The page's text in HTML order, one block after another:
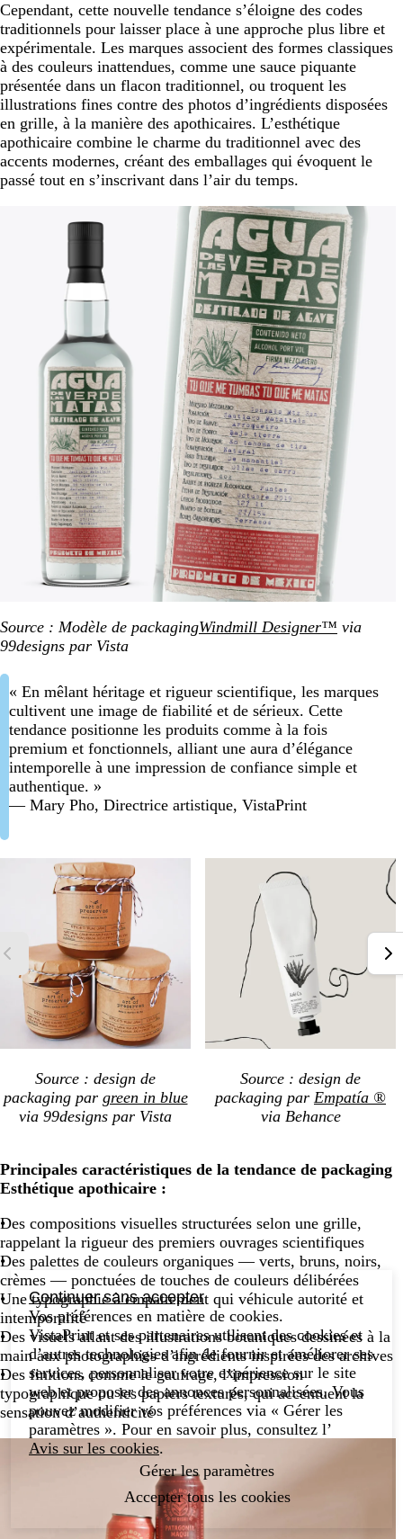
Cependant, cette nouvelle tendance s’éloigne des codes
traditionnels pour laisser place à une approche plus libre et
expérimentale. Les marques associent des formes classiques
à des couleurs inattendues, comme une sauce piquante
présentée dans un flacon traditionnel, ou troquent les
illustrations fines contre des photos d’ingrédients disposées
en grille, à la manière des apothicaires. L’esthétique
apothicaire combine le charme du traditionnel avec des
accents modernes, créant des emballages qui évoquent le
passé tout en s’inscrivant dans l’air du temps.
Source : Modèle de packagingWindmill Designer™ via
99designs par Vista
« En mêlant héritage et rigueur scientifique, les marques
cultivent une image de fiabilité et de sérieux. Cette
tendance positionne les produits comme à la fois
premium et fonctionnels, alliant une aura d’élégance
intemporelle à une impression de confiance simple et
authentique. »
— Mary Pho, Directrice artistique, VistaPrint
Source : design de
packaging par green in blue
via 99designs par Vista
Source : design de
packaging par Empatía ®
via Behance
Principales caractéristiques de la tendance de packaging
Esthétique apothicaire :
Des compositions visuelles structurées selon une grille,
rappelant la rigueur des premiers ouvrages scientifiques
Des palettes de couleurs organiques — verts, bruns, noirs,
crèmes — ponctuées de touches de couleurs délibérées
Une typographie à empattement qui véhicule autorité et
intemporalité
Des visuels allant des illustrations botaniques dessinées à la
main aux photographies d’ingrédients inspirées des archives
Des finitions comme le gaufrage, l’impression
typographique ou les papiers texturés, qui accentuent la
sensation d’authenticité
Continuer sans accepter
Vos préférences en matière de cookies.
VistaPrint et ses partenaires utilisent des cookies et
d’autres technologies afin de fournir et améliorer ses
services, personnaliser votre expérience sur le site
web et proposer des annonces personnalisées. Vous
pouvez modifier vos préférences via « Gérer les
paramètres ». Pour en savoir plus, consultez l’
Avis sur les cookies.
Gérer les paramètres
Accepter tous les cookies